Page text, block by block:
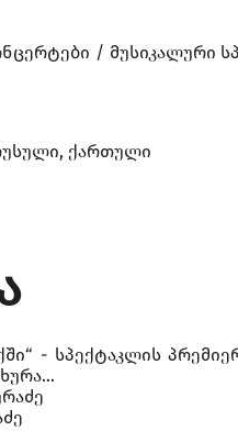
მუსიკალური
ქართული
- სპექტაკლის